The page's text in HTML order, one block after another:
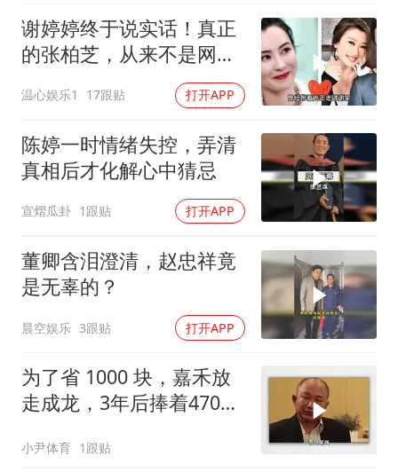
谢婷婷终于说实话！真正
的张柏芝，从来不是网上
温心娱乐1 17跟贴 打开APP
陈婷一时情绪失控，弄清
真相后才化解心中猜忌
宣熠瓜卦 1跟贴 打开APP
董卿含泪澄清，赵忠祥竟
是无辜的？
晨空娱乐 3跟贴 打开APP
为了省 1000 块，嘉禾放
走成龙，3年后捧着470万
小尹体育 1跟贴